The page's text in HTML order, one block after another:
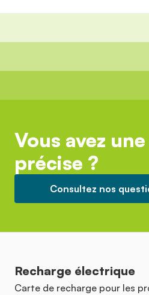
Vous avez
précise ?
Consultez nos
Recharge électrique
Carte de recharge pour les